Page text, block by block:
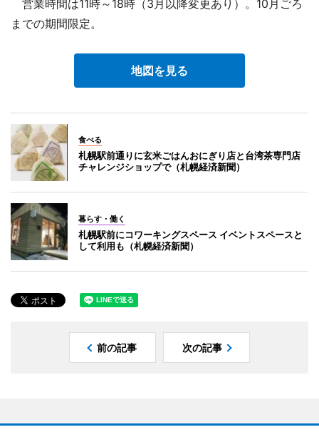
営業時間は11時～18時（3月以降変更あり）。10月ごろ
までの期間限定。
地図を見る
食べる
札幌駅前通りに玄米ごはんおにぎり店と台湾茶専門店
チャレンジショップで（札幌経済新聞）
暮らす・働く
札幌駅前にコワーキングスペース イベントスペースと
して利用も（札幌経済新聞）
前の記事 次の記事